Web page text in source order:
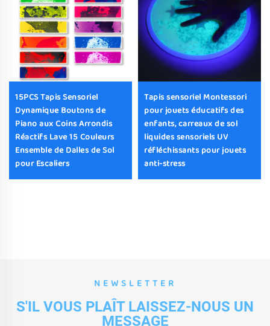
15PCS Tapis Sensoriel
Dynamique Boutons de
Piano aux Coins Arrondis
Réactifs Lave 15 Couleurs
Ensemble de Dalles de Sol
pour Escaliers
Tapis sensoriel Montessori
pour jouets éducatifs des
enfants, carreaux de sol
liquides sensoriels UV
réfléchissants pour jouets
anti-stress
NEWSLETTER
S'IL VOUS PLAÎT LAISSEZ-NOUS UN
MESSAGE